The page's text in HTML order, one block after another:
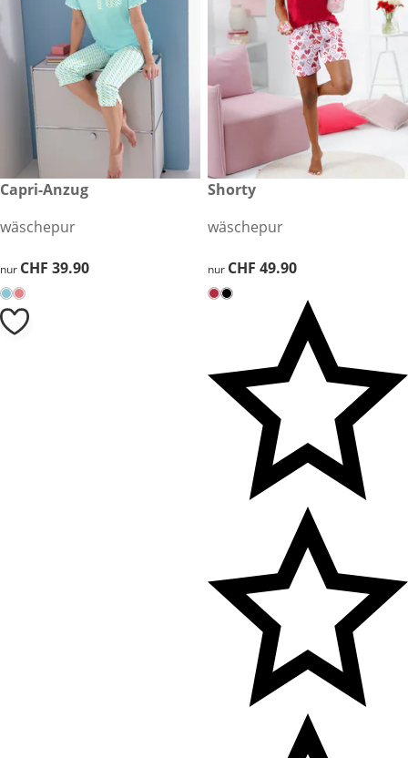
CHF 39.90
Capri-Anzug
wäschepur
CHF 39.90
nur CHF 39.90
CHF 49.90
Shorty
wäschepur
CHF 49.90
nur CHF 49.90